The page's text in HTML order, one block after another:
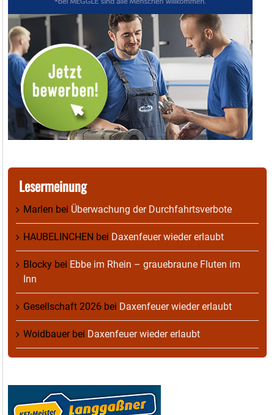
Lesermeinung
Marlen bei Überwachung der Durchfahrtsverbote
HAUBELINCHEN bei Daxenfeuer wieder erlaubt
Blocky bei Ebbe im Rhein – grauebraune Fluten im
Inn
Gesellschaft 2026 bei Daxenfeuer wieder erlaubt
Woidbauerbei Daxenfeuer wieder erlaubt